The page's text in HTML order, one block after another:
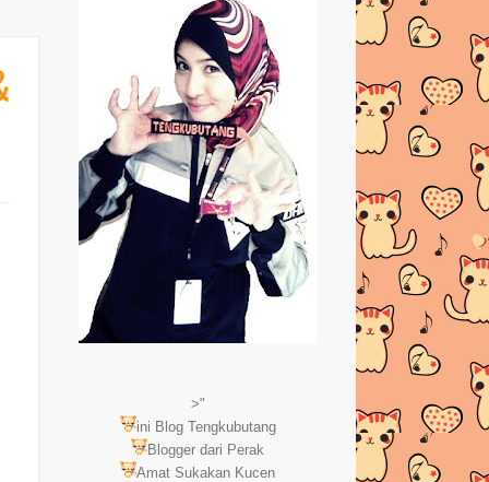
>"
ini Blog Tengkubutang
Blogger dari Perak
Amat Sukakan Kucen